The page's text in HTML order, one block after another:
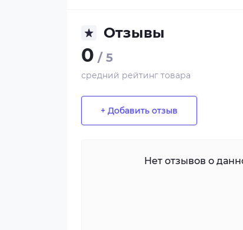
Отзывы
0 / 5
средний рейтинг товара
+ Добавить отзыв
Нет отзывов о